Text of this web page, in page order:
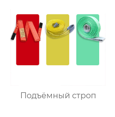
Подъёмный строп